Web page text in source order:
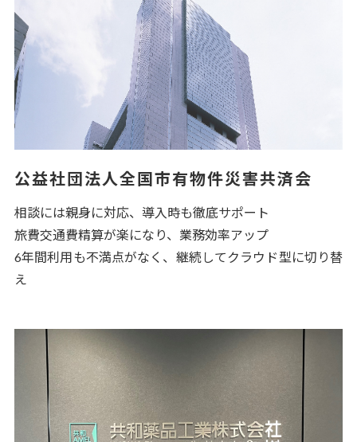
公益社団法人全国市有物件災害共済会
相談には親身に対応、導入時も徹底サポート
旅費交通費精算が楽になり、業務効率アップ
6年間利用も不満点がなく、継続してクラウド型に切り替
え